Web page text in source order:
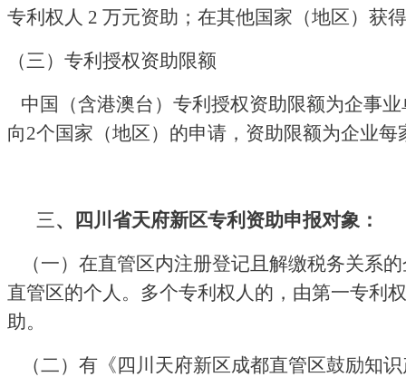
专利权人 2 万元资助；在其他国家（地区）获
（三）专利授权资助限额
中国（含港澳台）专利授权资助限额为企事
向2个国家（地区）的申请，资助限额为企业
三、 四川省天府新区专利资助申报对象 ：
（一） 在直管区内注册登记且解缴税务关系
直管区的个人。多个专利权人的，由第一专利
助。
（二）有《四川天府新区成都直管区鼓励知